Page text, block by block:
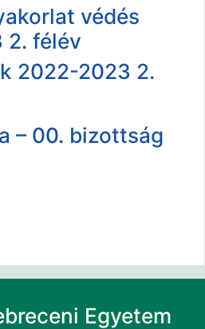
védés
2. félév
2022-2023 2.
– 00. bizottság
Egyetem